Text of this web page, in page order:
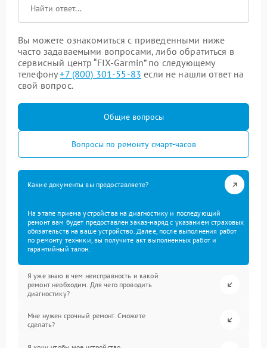
Вы можете ознакомиться с приведенными ниже
часто задаваемыми вопросами, либо обратиться в
сервисный центр “FIX-Garmin” по следующему
телефону+7 (800) 301-55-83 если не нашли ответ на
свой вопрос.
Общие вопросы
Вопросы по ремонту смарт-часов
Какие документы вы предоставляете?
На этапе приема устройства на диагностику и последующий
ремонт вам будет предоставлен заказ-наряд с указанием страховых
обязательств на ваше устройство. Далее, после выполнения работ
по ремонту техники, вы получите акт выполненных работ и
гарантийный талон.
Я уже знаю в чем неисправность и какой
ремонт необходим. Для чего проводить
диагностику?
Мне нужен срочный ремонт. Сможете
сделать?